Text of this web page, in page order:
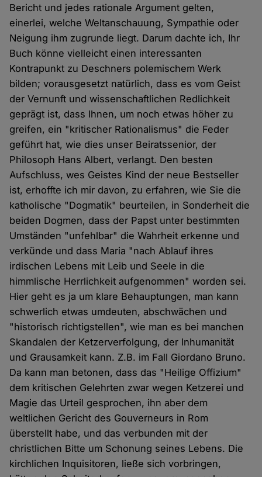
Bericht und jedes rationale Argument gelten,
einerlei, welche Weltanschauung, Sympathie oder
Neigung ihm zugrunde liegt. Darum dachte ich, Ihr
Buch könne vielleicht einen interessanten
Kontrapunkt zu Deschners polemischem Werk
bilden; vorausgesetzt natürlich, dass es vom Geist
der Vernunft und wissenschaftlichen Redlichkeit
geprägt ist, dass Ihnen, um noch etwas höher zu
greifen, ein "kritischer Rationalismus" die Feder
geführt hat, wie dies unser Beiratssenior, der
Philosoph Hans Albert, verlangt. Den besten
Aufschluss, wes Geistes Kind der neue Bestseller
ist, erhoffte ich mir davon, zu erfahren, wie Sie die
katholische "Dogmatik" beurteilen, in Sonderheit die
beiden Dogmen, dass der Papst unter bestimmten
Umständen "unfehlbar" die Wahrheit erkenne und
verkünde und dass Maria "nach Ablauf ihres
irdischen Lebens mit Leib und Seele in die
himmlische Herrlichkeit aufgenommen" worden sei.
Hier geht es ja um klare Behauptungen, man kann
schwerlich etwas umdeuten, abschwächen und
"historisch richtigstellen", wie man es bei manchen
Skandalen der Ketzerverfolgung, der Inhumanität
und Grausamkeit kann. Z.B. im Fall Giordano Bruno.
Da kann man betonen, dass das "Heilige Offizium"
dem kritischen Gelehrten zwar wegen Ketzerei und
Magie das Urteil gesprochen, ihn aber dem
weltlichen Gericht des Gouverneurs in Rom
überstellt habe, und das verbunden mit der
christlichen Bitte um Schonung seines Lebens. Die
kirchlichen Inquisitoren, ließe sich vorbringen,